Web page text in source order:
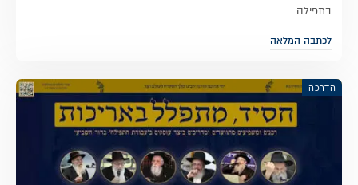
בתפילה
לכתבה המלאה
הדרכה